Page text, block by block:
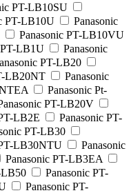
PT-LB10SU
PT-LB10U
Panasonic
Panasonic PT-LB10VU
PT-LB1U
Panasonic
PT-LB20
LB20NT
Panasonic
Panasonic Pt-
PT-LB20V
LB2E
Panasonic PT-
PT-LB30
LB30NTU
Panasonic
Panasonic PT-LB3EA
LB50
Panasonic PT-
Panasonic PT-